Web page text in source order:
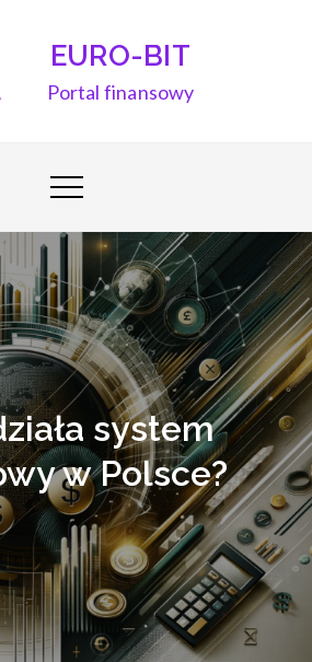
EURO-BIT
Portal finansowy
system
w Polsce?